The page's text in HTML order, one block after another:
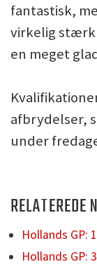
fantastisk,
virkelig stærk
en meget
afbrydelser,
under
RELATEREDE
Hollands GP:
Hollands GP: